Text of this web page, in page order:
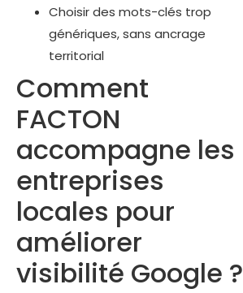
Choisir des mots-clés trop
génériques, sans ancrage
territorial
Comment
FACTON
accompagne les
entreprises
locales pour
améliorer
visibilité Google ?